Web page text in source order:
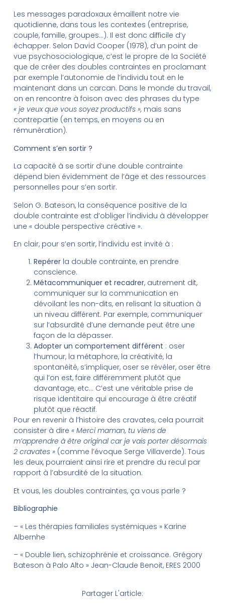
Les messages paradoxaux émaillent notre vie
quotidienne, dans tous les contextes (entreprise,
couple, famille, groupes…). Il est donc difficile d’y
échapper. Selon David Cooper (1978), d’un point de
vue psychosociologique, c’est le propre de la Société
que de créer des doubles contraintes en proclamant
par exemple l’autonomie de l’individu tout en le
maintenant dans un carcan. Dans le monde du travail,
on en rencontre à foison avec des phrases du type
« je veux que vous soyez productifs »,mais sans
contrepartie (en temps, en moyens ou en
rémunération).
Comment s’en sortir ?
La capacité à se sortir d’une double contrainte
dépend bien évidemment de l’âge et des ressources
personnelles pour s’en sortir.
Selon G. Bateson, la conséquence positive de la
double contrainte est d’obliger l’individu à développer
une « double perspective créative ».
En clair, pour s’en sortir, l’individu est invité à :
Repérerla double contrainte, en prendre
conscience.
Métacommuniquer et recadrer, autrement dit,
communiquer sur la communication en
dévoilant les non-dits, en relisant la situation à
un niveau différent. Par exemple, communiquer
sur l’absurdité d’une demande peut être une
façon de la dépasser.
Adopter un comportement différent : oser
l’humour, la métaphore, la créativité, la
spontanéité, s’impliquer, oser se révéler, oser être
qui l’on est, faire différemment plutôt que
davantage, etc… C’est une véritable prise de
risque identitaire qui encourage à être créatif
plutôt que réactif.
Pour en revenir à l’histoire des cravates, cela pourrait
consister à dire « Merci maman, tu viens de
m’apprendre à être original car je vais porter désormais
2 cravates »(comme l’évoque Serge Villaverde). Tous
les deux, pourraient ainsi rire et prendre du recul par
rapport à l’absurdité de la situation.
Et vous, les doubles contraintes, ça vous parle ?
Bibliographie
– « Les thérapies familiales systémiques » Karine
Albernhe
– « Double lien, schizophrénie et croissance. Grégory
Bateson à Palo Alto » Jean-Claude Benoit, ERES 2000
Partager L'article: